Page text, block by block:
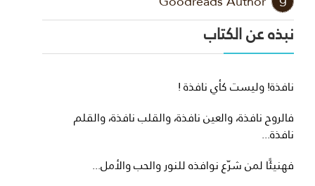
نبذه عن الكتاب
نافذة! وليست كأي نافذة !
فالروح نافذة، والعين نافذة، والقلب نافذة، والقلم
نافذة...
فهنيئًا لمن شرّع نوافذه للنور والحب والأمل...